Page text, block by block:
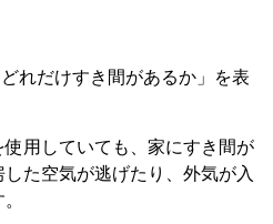
れだけすき間があるか」を表
用していても、家にすき間が
た空気が逃げたり、外気が入